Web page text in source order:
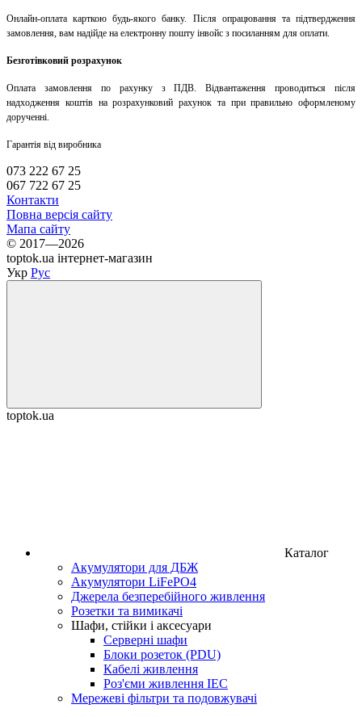
Онлайн-оплата карткою будь-якого банку. Після опрацювання та підтвердження
замовлення, вам надійде на електронну пошту інвойс з посиланням для оплати.
Безготівковий розрахунок
Оплата замовлення по рахунку з ПДВ. Відвантаження проводиться після
надходження коштів на розрахунковий рахунок та при правильно оформленому
дорученні.
Гарантія від виробника
073 222 67 25
067 722 67 25
Контакти
Повна версія сайту
Мапа сайту
© 2017—2026
toptok.ua інтернет-магазин
Укр Рус
toptok.ua
Каталог
Акумулятори для ДБЖ
Акумулятори LiFePO4
Джерела безперебійного живлення
Розетки та вимикачі
Шафи, стійки і аксесуари
Серверні шафи
Блоки розеток (PDU)
Кабелі живлення
Роз'єми живлення IEC
Мережеві фільтри та подовжувачі